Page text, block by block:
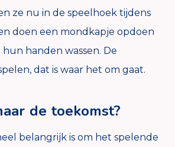
ze nu in de speelhoek tijdens
doen een mondkapje opdoen
handen wassen. De
dat is waar het om gaat.
de toekomst?
belangrijk is om het spelende